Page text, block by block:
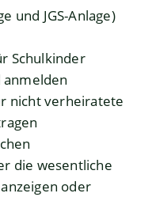
und JGS-Anlage)
Schulkinder
anmelden
nicht verheiratete
die wesentliche
oder